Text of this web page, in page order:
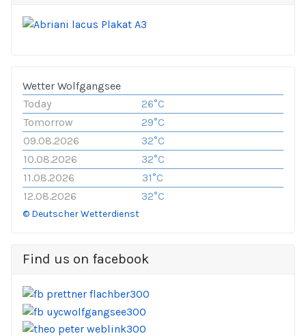
Wetter Wolfgangsee
Today
26°C
Tomorrow
29°C
09.08.2026
32°C
10.08.2026
32°C
11.08.2026
31°C
12.08.2026
32°C
© Deutscher Wetterdienst
Find us on facebook